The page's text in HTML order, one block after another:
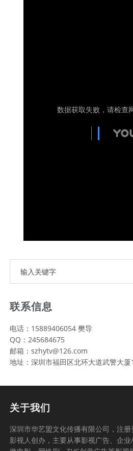
联系信息
电话：15889406054 樊导
QQ：245684675
邮箱：szhytv@126.com
地址：深圳市福田区北环大道武警大厦
关于我们
深圳市华艺盟文化传播有限公司，注
影视人创办，主要从事影视广告、企业